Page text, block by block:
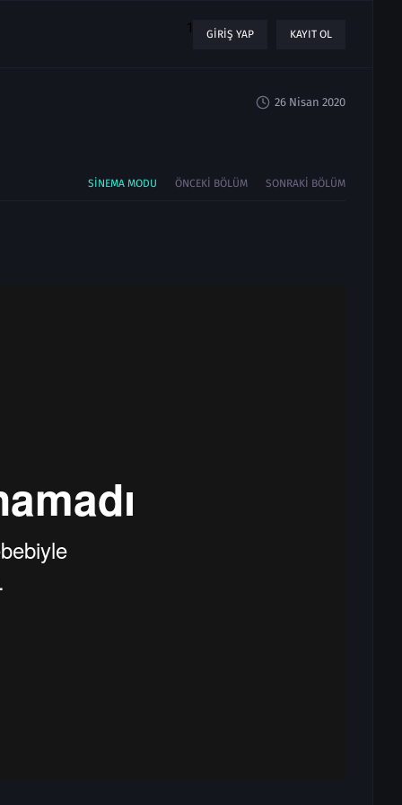
1 GIRIŞ YAP KAYIT OL
26 Nisan 2020
SINEMA MODU ÖNCEKI BÖLÜM SONRAKI BÖLÜM